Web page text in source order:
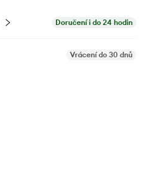
Doručení i do 24 hodin
Vrácení do 30 dnů